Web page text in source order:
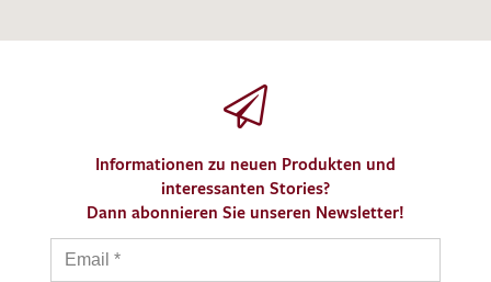
Informationen zu neuen Produkten und
interessanten Stories?
Dann abonnieren Sie unseren Newsletter!